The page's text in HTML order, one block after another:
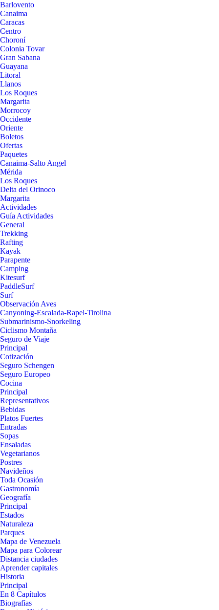
Barlovento
Canaima
Caracas
Centro
Choroní
Colonia Tovar
Gran Sabana
Guayana
Litoral
Llanos
Los Roques
Margarita
Morrocoy
Occidente
Oriente
Boletos
Ofertas
Paquetes
Canaima-Salto Angel
Mérida
Los Roques
Delta del Orinoco
Margarita
Actividades
Guía Actividades
General
Trekking
Rafting
Kayak
Parapente
Camping
Kitesurf
PaddleSurf
Surf
Observación Aves
Canyoning-Escalada-Rapel-Tirolina
Submarinismo-Snorkeling
Ciclismo Montaña
Seguro de Viaje
Principal
Cotización
Seguro Schengen
Seguro Europeo
Cocina
Principal
Representativos
Bebidas
Platos Fuertes
Entradas
Sopas
Ensaladas
Vegetarianos
Postres
Navideños
Toda Ocasión
Gastronomía
Geografía
Principal
Estados
Naturaleza
Parques
Mapa de Venezuela
Mapa para Colorear
Distancia ciudades
Aprender capitales
Historia
Principal
En 8 Capítulos
Biografías